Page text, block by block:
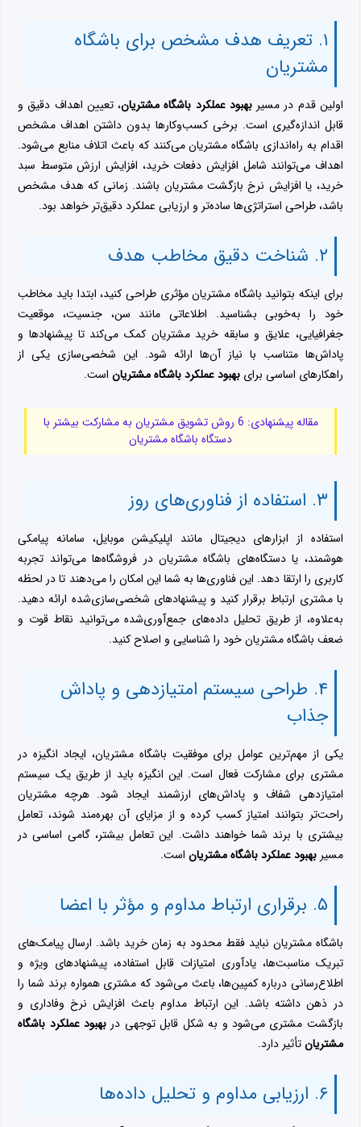
۱. تعریف هدف مشخص برای باشگاه
مشتریان
اولین قدم در مسیربهبود عملکرد باشگاه مشتریان، تعیین اهداف دقیق و
قابل اندازه‌گیری است. برخی کسب‌وکارها بدون داشتن اهداف مشخص
اقدام به راه‌اندازی باشگاه مشتریان می‌کنند که باعث اتلاف منابع می‌شود.
اهداف می‌توانند شامل افزایش دفعات خرید، افزایش ارزش متوسط سبد
خرید، یا افزایش نرخ بازگشت مشتریان باشند. زمانی که هدف مشخص
باشد، طراحی استراتژی‌ها ساده‌تر و ارزیابی عملکرد دقیق‌تر خواهد بود.
۲. شناخت دقیق مخاطب هدف
برای اینکه بتوانید باشگاه مشتریان مؤثری طراحی کنید، ابتدا باید مخاطب
خود را به‌خوبی بشناسید. اطلاعاتی مانند سن، جنسیت، موقعیت
جغرافیایی، علایق و سابقه خرید مشتریان کمک می‌کند تا پیشنهادها و
پاداش‌ها متناسب با نیاز آن‌ها ارائه شود. این شخصی‌سازی یکی از
راهکارهای اساسی برایبهبود عملکرد باشگاه مشتریان است.
مقاله پیشنهادی: 6 روش تشویق مشتریان به مشارکت بیشتر با
دستگاه باشگاه مشتریان
۳. استفاده از فناوری‌های روز
استفاده از ابزارهای دیجیتال مانند اپلیکیشن موبایل، سامانه پیامکی
هوشمند، یا دستگاه‌های باشگاه مشتریان در فروشگاه‌ها می‌تواند تجربه
کاربری را ارتقا دهد. این فناوری‌ها به شما این امکان را می‌دهند تا در لحظه
با مشتری ارتباط برقرار کنید و پیشنهادهای شخصی‌سازی‌شده ارائه دهید.
به‌علاوه، از طریق تحلیل داده‌های جمع‌آوری‌شده می‌توانید نقاط قوت و
ضعف باشگاه مشتریان خود را شناسایی و اصلاح کنید.
۴. طراحی سیستم امتیازدهی و پاداش
جذاب
یکی از مهم‌ترین عوامل برای موفقیت باشگاه مشتریان، ایجاد انگیزه در
مشتری برای مشارکت فعال است. این انگیزه باید از طریق یک سیستم
امتیازدهی شفاف و پاداش‌های ارزشمند ایجاد شود. هرچه مشتریان
راحت‌تر بتوانند امتیاز کسب کرده و از مزایای آن بهره‌مند شوند، تعامل
بیشتری با برند شما خواهند داشت. این تعامل بیشتر، گامی اساسی در
مسیربهبود عملکرد باشگاه مشتریان است.
۵. برقراری ارتباط مداوم و مؤثر با اعضا
باشگاه مشتریان نباید فقط محدود به زمان خرید باشد. ارسال پیامک‌های
تبریک مناسبت‌ها، یادآوری امتیازات قابل استفاده، پیشنهادهای ویژه و
اطلاع‌رسانی درباره کمپین‌ها، باعث می‌شود که مشتری همواره برند شما را
در ذهن داشته باشد. این ارتباط مداوم باعث افزایش نرخ وفاداری و
بازگشت مشتری می‌شود و به شکل قابل توجهی در بهبود عملکرد باشگاه
مشتریانتأثیر دارد.
۶. ارزیابی مداوم و تحلیل داده‌ها